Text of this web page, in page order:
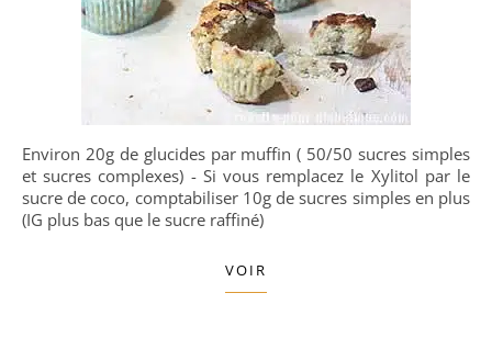
Environ 20g de glucides par muffin ( 50/50 sucres simples
et sucres complexes) - Si vous remplacez le Xylitol par le
sucre de coco, comptabiliser 10g de sucres simples en plus
(IG plus bas que le sucre raffiné)
VOIR